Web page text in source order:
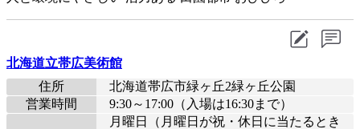
北海道立帯広美術館
住所
北海道帯広市緑ヶ丘2緑ヶ丘公園
営業時間
9:30～17:00（入場は16:30まで）
月曜日（月曜日が祝・休日に当たるとき